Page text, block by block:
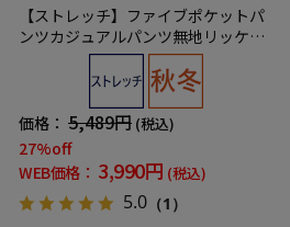
【ストレッチ】ファイブポケットパ
ンツカジュアルパンツ無地リッケン
バッカー秋冬
価格： 5,489円 (税込)
27%off
WEB価格： 3,990円 (税込)
5.0 （1）